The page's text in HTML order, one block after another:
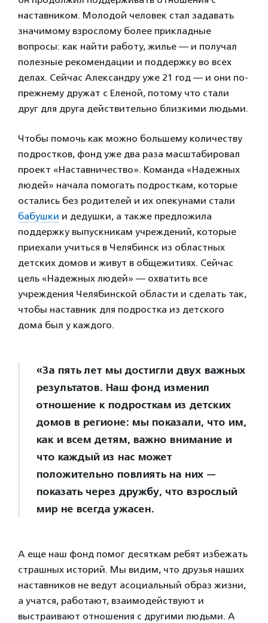
наставником. Молодой человек стал задавать
значимому взрослому более прикладные
вопросы: как найти работу, жилье — и получал
полезные рекомендации и поддержку во всех
делах. Сейчас Александру уже 21 год — и они по-
прежнему дружат с Еленой, потому что стали
друг для друга действительно близкими людьми.
Чтобы помочь как можно большему количеству
подростков, фонд уже два раза масштабировал
проект «Наставничество». Команда «Надежных
людей» начала помогать подросткам, которые
остались без родителей и их опекунами стали
бабушки и дедушки, а также предложила
поддержку выпускникам учреждений, которые
приехали учиться в Челябинск из областных
детских домов и живут в общежитиях. Сейчас
цель «Надежных людей» — охватить все
учреждения Челябинской области и сделать так,
чтобы наставник для подростка из детского
дома был у каждого.
«За пять лет мы достигли двух важных
результатов. Наш фонд изменил
отношение к подросткам из детских
домов в регионе: мы показали, что им,
как и всем детям, важно внимание и
что каждый из нас может
положительно повлиять на них —
показать через дружбу, что взрослый
мир не всегда ужасен.
А еще наш фонд помог десяткам ребят избежать
страшных историй. Мы видим, что друзья наших
наставников не ведут асоциальный образ жизни,
а учатся, работают, взаимодействуют и
выстраивают отношения с другими людьми. А